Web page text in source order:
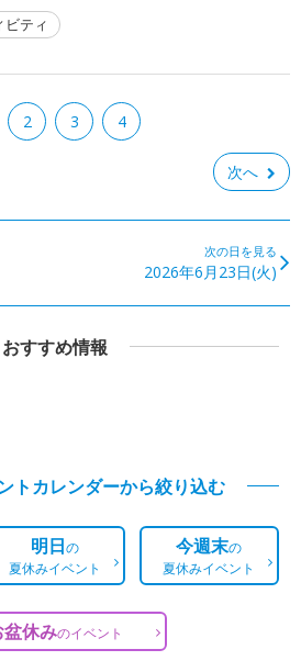
ティ
2 3 4
次へ
次の日を見る
2026年6月23日(火)
おすすめ情報
トカレンダーから絞り込む
明日の
夏休みイベント
今週末の
夏休みイベント
盆休みのイベント